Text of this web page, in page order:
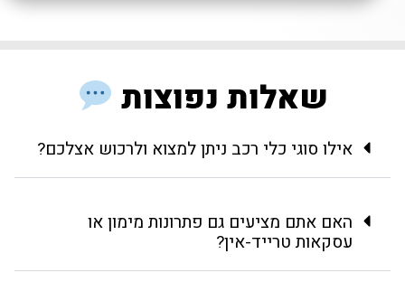
שאלות נפוצות
אילו סוגי כלי רכב ניתן למצוא ולרכוש אצלכם?
האם אתם מציעים גם פתרונות מימון או
עסקאות טרייד-אין?